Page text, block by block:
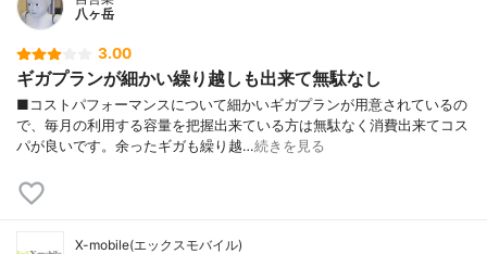
八ヶ岳
3.00
ギガプランが細かい繰り越しも出来て無駄なし
■コストパフォーマンスについて細かいギガプランが用意されているの
で、毎月の利用する容量を把握出来ている方は無駄なく消費出来てコス
パが良いです。余ったギガも繰り越…続きを見る
X-mobile(エックスモバイル)